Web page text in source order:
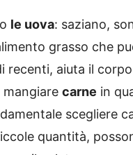
le uova: saziano,
grasso che
recenti, aiuta il
carne in
scegliere
quantità,